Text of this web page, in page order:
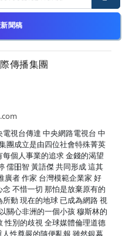
聞稿
傳播集團
視台傳達 中央網路電視台 中
團成立是由四位社會特殊菁英
個人事業的追求 金錢的渴望
儒昍智 黃語傑 共同形成 這其
廣者 作家 台灣模範企業家 好
不惜一切 那怕是放棄原有的
動 現在的地球 已成為網路 視
關心非洲的一個小孩 穆斯林的
性別的歧視 全球媒體倫理道德
性尊嚴的隨便亂報 雖然銀幕